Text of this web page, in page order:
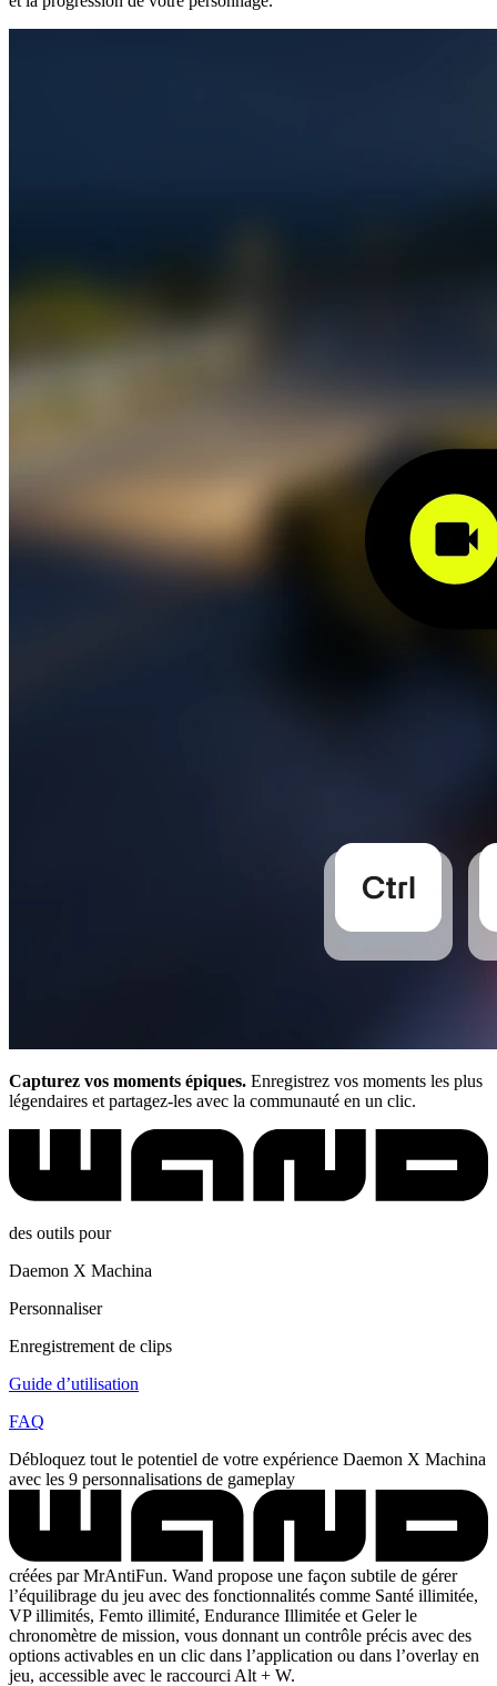
Capturez vos moments épiques. Enregistrez vos moments les plus
légendaires et partagez-les avec la communauté en un clic.
des outils pour
Daemon X Machina
Personnaliser
Enregistrement de clips
Guide d’utilisation
FAQ
Débloquez tout le potentiel de votre expérience Daemon X Machina
avec les 9 personnalisations de gameplay
créées par MrAntiFun. Wand propose une façon subtile de gérer
l’équilibrage du jeu avec des fonctionnalités comme Santé illimitée,
VP illimités, Femto illimité, Endurance Illimitée et Geler le
chronomètre de mission, vous donnant un contrôle précis avec des
options activables en un clic dans l’application ou dans l’overlay en
jeu, accessible avec le raccourci Alt + W.